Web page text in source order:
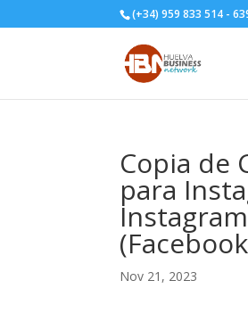
(+34) 959 833 514 -
Copia de
para
Nov 21, 2023